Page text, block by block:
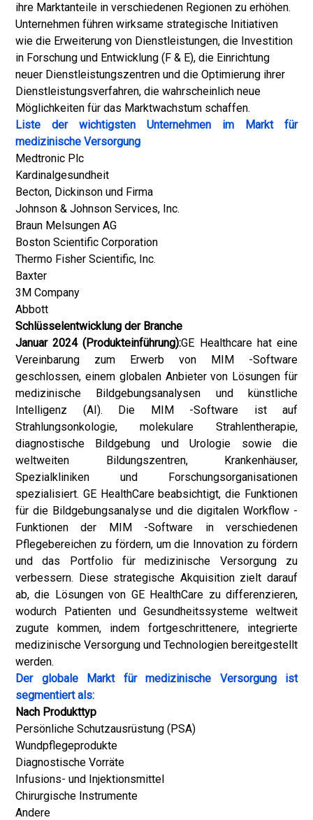
ihre Marktanteile in verschiedenen Regionen zu erhöhen.
Unternehmen führen wirksame strategische Initiativen
wie die Erweiterung von Dienstleistungen, die Investition
in Forschung und Entwicklung (F & E), die Einrichtung
neuer Dienstleistungszentren und die Optimierung ihrer
Dienstleistungsverfahren, die wahrscheinlich neue
Möglichkeiten für das Marktwachstum schaffen.
Liste der wichtigsten Unternehmen im Markt für
medizinische Versorgung
Medtronic Plc
Kardinalgesundheit
Becton, Dickinson und Firma
Johnson & Johnson Services, Inc.
Braun Melsungen AG
Boston Scientific Corporation
Thermo Fisher Scientific, Inc.
Baxter
3M Company
Abbott
Schlüsselentwicklung der Branche
Januar 2024 (Produkteinführung):GE Healthcare hat eine
Vereinbarung zum Erwerb von MIM -Software
geschlossen, einem globalen Anbieter von Lösungen für
medizinische Bildgebungsanalysen und künstliche
Intelligenz (AI). Die MIM -Software ist auf
Strahlungsonkologie, molekulare Strahlentherapie,
diagnostische Bildgebung und Urologie sowie die
weltweiten Bildungszentren, Krankenhäuser,
Spezialkliniken und Forschungsorganisationen
spezialisiert. GE HealthCare beabsichtigt, die Funktionen
für die Bildgebungsanalyse und die digitalen Workflow -
Funktionen der MIM -Software in verschiedenen
Pflegebereichen zu fördern, um die Innovation zu fördern
und das Portfolio für medizinische Versorgung zu
verbessern. Diese strategische Akquisition zielt darauf
ab, die Lösungen von GE HealthCare zu differenzieren,
wodurch Patienten und Gesundheitssysteme weltweit
zugute kommen, indem fortgeschrittenere, integrierte
medizinische Versorgung und Technologien bereitgestellt
werden.
Der globale Markt für medizinische Versorgung ist
segmentiert als:
Nach Produkttyp
Persönliche Schutzausrüstung (PSA)
Wundpflegeprodukte
Diagnostische Vorräte
Infusions- und Injektionsmittel
Chirurgische Instrumente
Andere